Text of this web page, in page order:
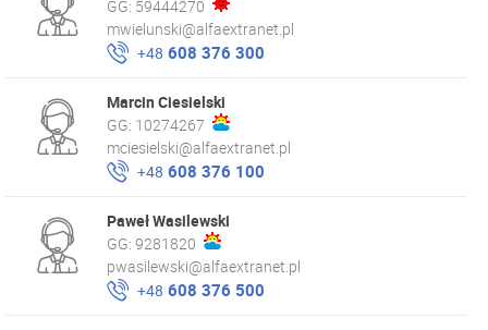
GG: 59444270
mwielunski@alfaextranet.pl
+48 608 376 300
Marcin Ciesielski
GG: 10274267
mciesielski@alfaextranet.pl
+48 608 376 100
Paweł Wasilewski
GG: 9281820
pwasilewski@alfaextranet.pl
+48 608 376 500